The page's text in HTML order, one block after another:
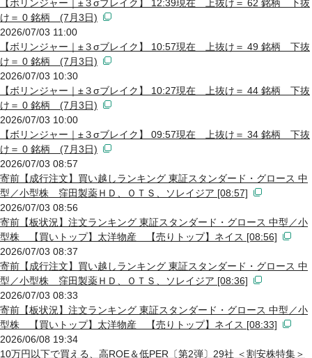
【ボリンジャー｜±３σブレイク】 12:39現在 上抜け＝ 62 銘柄 下抜
け＝ 0 銘柄 (7月3日)
2026/07/03 11:00
【ボリンジャー｜±３σブレイク】 10:57現在 上抜け＝ 49 銘柄 下抜
け＝ 0 銘柄 (7月3日)
2026/07/03 10:30
【ボリンジャー｜±３σブレイク】 10:27現在 上抜け＝ 44 銘柄 下抜
け＝ 0 銘柄 (7月3日)
2026/07/03 10:00
【ボリンジャー｜±３σブレイク】 09:57現在 上抜け＝ 34 銘柄 下抜
け＝ 0 銘柄 (7月3日)
2026/07/03 08:57
寄前【成行注文】買い越しランキング 東証スタンダード・グロース 中
型／小型株 窪田製薬ＨＤ、ＯＴＳ、ソレイジア [08:57]
2026/07/03 08:56
寄前【板状況】注文ランキング 東証スタンダード・グロース 中型／小
型株 【買いトップ】太洋物産 【売りトップ】ネイス [08:56]
2026/07/03 08:37
寄前【成行注文】買い越しランキング 東証スタンダード・グロース 中
型／小型株 窪田製薬ＨＤ、ＯＴＳ、ソレイジア [08:36]
2026/07/03 08:33
寄前【板状況】注文ランキング 東証スタンダード・グロース 中型／小
型株 【買いトップ】太洋物産 【売りトップ】ネイス [08:33]
2026/06/08 19:34
10万円以下で買える、高ROE＆低PER〔第2弾〕29社 ＜割安株特集＞